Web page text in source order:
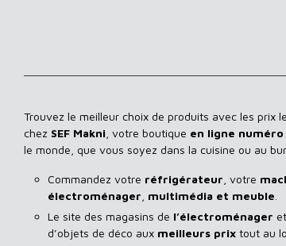
Trouvez le meilleur choix de produits avec les prix
chez SEF Makni , votre boutique en ligne numéro
le monde, que vous soyez dans la cuisine ou au
Commandez votre réfrigérateur , votre
électroménager multimédia et meuble
Le site des magasins de l’électroménager
d’objets de déco aux meilleurs prix tout au